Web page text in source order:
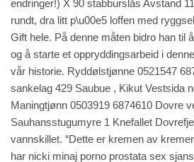
endringer!) X 90 stabburslås Avstand
rundt, dra litt p\u00e5 loffen med
Gift hele. På denne måten bidro han til
og å starte et oppryddingsarbeid i
vår historie. Ryddølstjønne 0521547
sankelag 429 Saubue , Kikut Vestsida
Maningtjønn 0503919 6874610 Dovre
Sauhansstugumyre 1 Knefallet
vannskillet. “Dette er kremen av
har nicki minaj porno prostata sex